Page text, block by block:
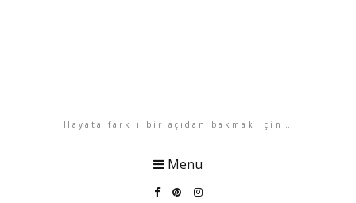
Hayata farklı bir açıdan bakmak için…
Menu